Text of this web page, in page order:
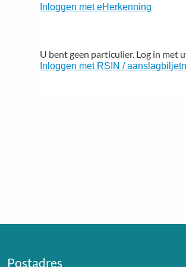
Inloggen met eHerkenning
U bent geen particulier. Log in met
Inloggen met RSIN /
Postadres